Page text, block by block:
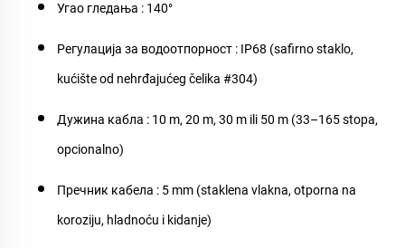
Угао гледања : 140°
Регулација за водоотпорност : IP68 (safirno staklo,
kućište od nehrđajućeg čelika #304)
Дужина кабла : 10 m, 20 m, 30 m ili 50 m (33–165 stopa,
opcionalno)
Пречник кабела : 5 mm (staklena vlakna, otporna na
koroziju, hladnoću i kidanje)